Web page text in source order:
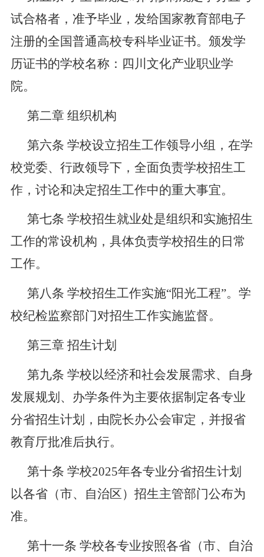
试合格者，准予毕业，发给国家教育部电子
注册的全国普通高校专科毕业证书。颁发学
历证书的学校名称：四川文化产业职业学
院。
第二章 组织机构
第六条 学校设立招生工作领导小组，在学
校党委、行政领导下，全面负责学校招生工
作，讨论和决定招生工作中的重大事宜。
第七条 学校招生就业处是组织和实施招生
工作的常设机构，具体负责学校招生的日常
工作。
第八条 学校招生工作实施“阳光工程”。学
校纪检监察部门对招生工作实施监督。
第三章 招生计划
第九条 学校以经济和社会发展需求、自身
发展规划、办学条件为主要依据制定各专业
分省招生计划，由院长办公会审定，并报省
教育厅批准后执行。
第十条 学校2025年各专业分省招生计划
以各省（市、自治区）招生主管部门公布为
准。
第十一条 学校各专业按照各省（市、自治